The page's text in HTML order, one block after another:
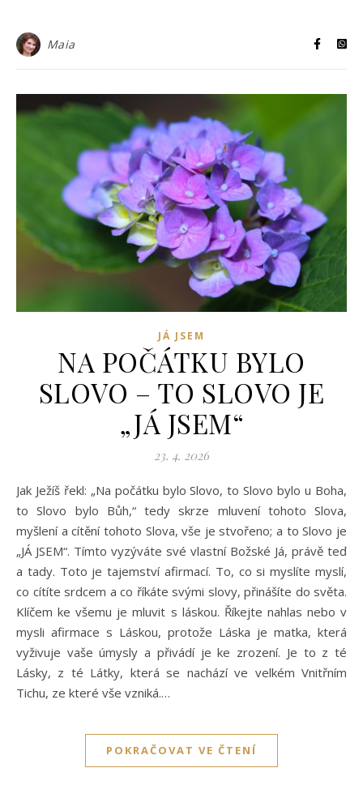
Maia
JÁ JSEM
NA POČÁTKU BYLO
SLOVO – TO SLOVO JE
„JÁ JSEM“
23. 4. 2026
Jak Ježíš řekl: „Na počátku bylo Slovo, to Slovo bylo u Boha,
to Slovo bylo Bůh,“ tedy skrze mluvení tohoto Slova,
myšlení a cítění tohoto Slova, vše je stvořeno; a to Slovo je
„JÁ JSEM“. Tímto vyzýváte své vlastní Božské Já, právě teď
a tady. Toto je tajemství afirmací. To, co si myslíte myslí,
co cítíte srdcem a co říkáte svými slovy, přinášíte do světa.
Klíčem ke všemu je mluvit s láskou. Říkejte nahlas nebo v
mysli afirmace s Láskou, protože Láska je matka, která
vyživuje vaše úmysly a přivádí je ke zrození. Je to z té
Lásky, z té Látky, která se nachází ve velkém Vnitřním
Tichu, ze které vše vzniká.…
POKRAČOVAT VE ČTENÍ